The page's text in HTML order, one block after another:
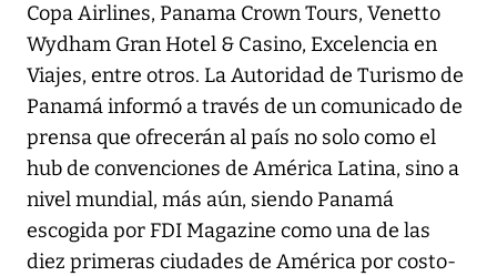
Copa Airlines, Panama Crown Tours, Venetto
Wydham Gran Hotel & Casino, Excelencia en
Viajes, entre otros. La Autoridad de Turismo de
Panamá informó a través de un comunicado de
prensa que ofrecerán al país no solo como el
hub de convenciones de América Latina, sino a
nivel mundial, más aún, siendo Panamá
escogida por FDI Magazine como una de las
diez primeras ciudades de América por costo-